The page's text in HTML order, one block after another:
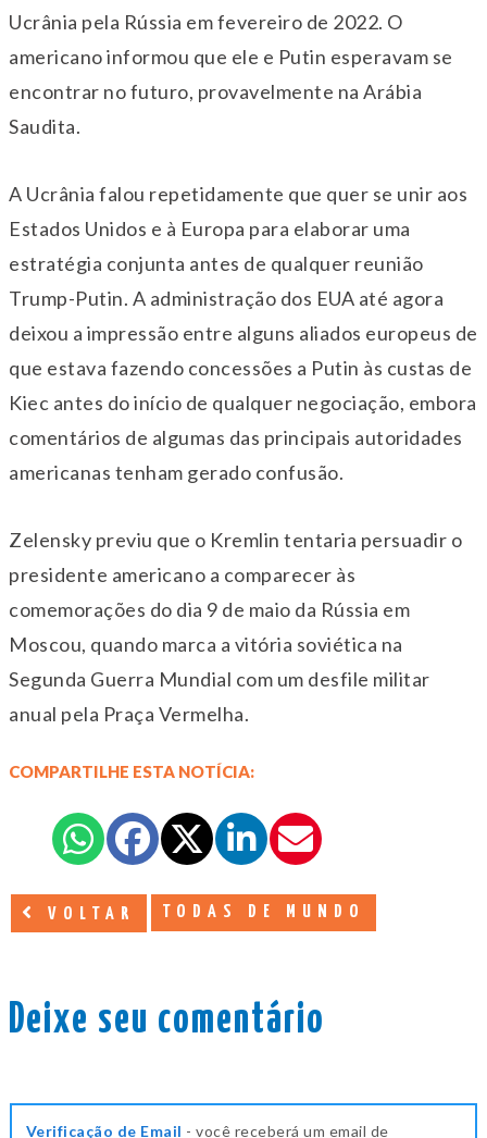
Ucrânia pela Rússia em fevereiro de 2022. O
americano informou que ele e Putin esperavam se
encontrar no futuro, provavelmente na Arábia
Saudita.
A Ucrânia falou repetidamente que quer se unir aos
Estados Unidos e à Europa para elaborar uma
estratégia conjunta antes de qualquer reunião
Trump-Putin. A administração dos EUA até agora
deixou a impressão entre alguns aliados europeus de
que estava fazendo concessões a Putin às custas de
Kiec antes do início de qualquer negociação, embora
comentários de algumas das principais autoridades
americanas tenham gerado confusão.
Zelensky previu que o Kremlin tentaria persuadir o
presidente americano a comparecer às
comemorações do dia 9 de maio da Rússia em
Moscou, quando marca a vitória soviética na
Segunda Guerra Mundial com um desfile militar
anual pela Praça Vermelha.
COMPARTILHE ESTA NOTÍCIA:
VOLTAR TODAS DE MUNDO
Deixe seu comentário
Verificação de Email - você receberá um email de